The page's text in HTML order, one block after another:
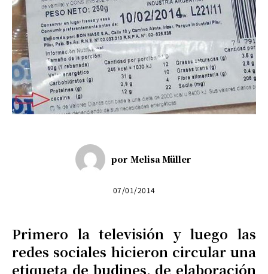
por Melisa Müller
07/01/2014
Primero la televisión y luego las
redes sociales hicieron circular una
etiqueta de budines, de elaboración